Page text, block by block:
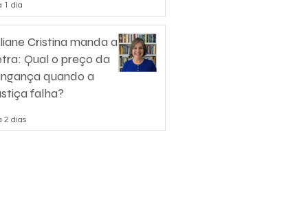
1 dia
Cristina manda a
Qual o preço da
quando a
falha?
2 dias